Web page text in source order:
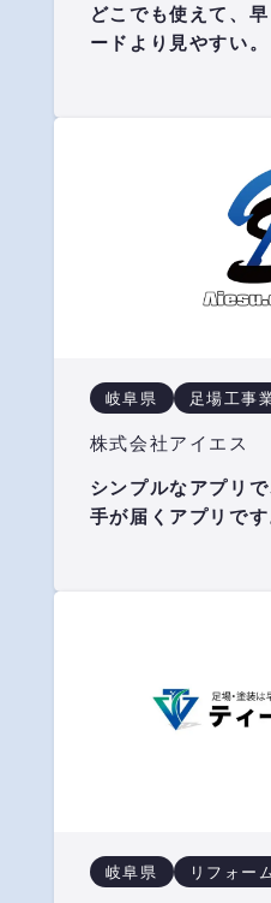
どこでも使えて、
ードより見やすい。
岐阜県 足場工事
株式会社アイエス
シンプルなアプリ
手が届くアプリです
岐阜県 リフォー